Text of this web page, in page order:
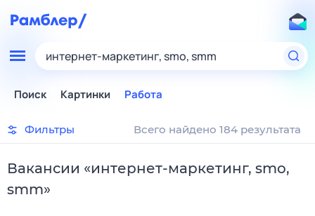
интернет-маркетинг, smo, smm
Поиск Картинки Работа
Фильтры Всего найдено 184 результата
Вакансии «интернет-маркетинг, smo,
smm»